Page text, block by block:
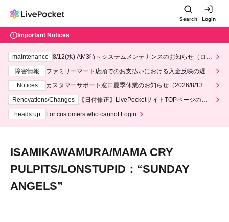
Search Login
Important Notices
maintenance
8/12(水) AM3時～システムメンテナンスのお知らせ（ロー
障害情報
ファミリーマート店頭でのお支払いにおける入金反映の遅延
Notices
カスタマーサポート窓口夏季休業のお知らせ（2026/8/13～2
026/8/14）
Renovations/Changes
【日付修正】LivePocketサイトTOPページのデ
heads up
For customers who cannot Login
ISAMIKAWAMURA/MAMA CRY
PULPITS/LONSTUPID：“SUNDAY
ANGELS”